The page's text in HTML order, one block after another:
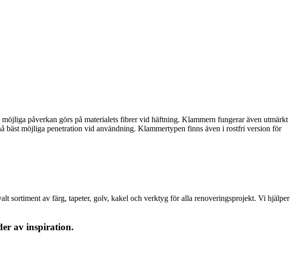
påverkan görs på materialets fibrer vid häftning. Klammern fungerar även utmärkt
bäst möjliga penetration vid användning. Klammertypen finns även i rostfri version för
sortiment av färg, tapeter, golv, kakel och verktyg för alla renoveringsprojekt. Vi hjälper
av inspiration.